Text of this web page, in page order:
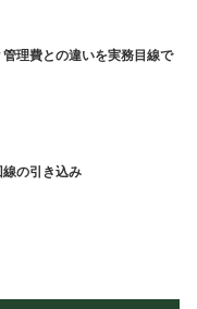
理費との違いを実務目線で
の引き込み